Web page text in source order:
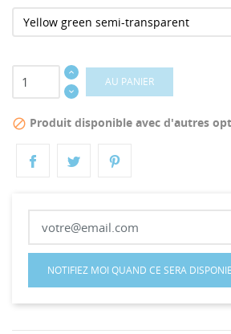
AU PANIER
 Produit disponible avec d'autres
NOTIFIEZ MOI QUAND CE SERA